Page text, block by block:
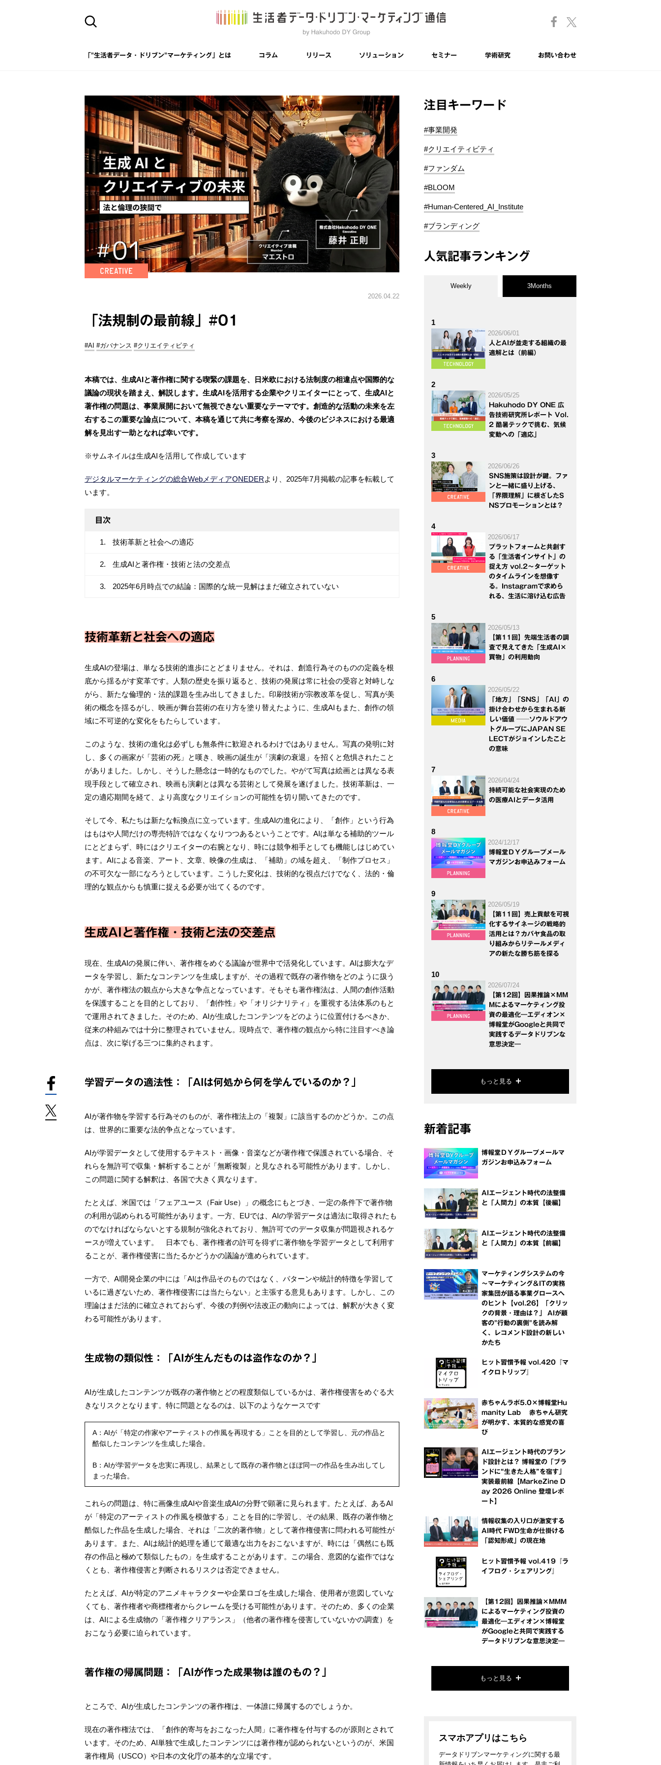
「"生活者データ・ドリブン"マーケティング」とは コラム リリース ソリューション セミナー 学術研究 お問い合わせ
2026.04.22
「法規制の最前線」#01
#AI #ガバナンス #クリエイティビティ
本稿では、生成AIと著作権に関する喫緊の課題を、日米欧における法制度の相違点や国際的な
議論の現状を踏まえ、解説します。生成AIを活用する企業やクリエイターにとって、生成AIと
著作権の問題は、事業展開において無視できない重要なテーマです。創造的な活動の未来を左
右するこの重要な論点について、本稿を通じて共に考察を深め、今後のビジネスにおける最適
解を見出す一助となれば幸いです。
※サムネイルは生成AIを活用して作成しています
デジタルマーケティングの総合WebメディアONEDERより、2025年7月掲載の記事を転載して
います。
目次
技術革新と社会への適応
生成AIと著作権・技術と法の交差点
2025年6月時点での結論：国際的な統一見解はまだ確立されていない
技術革新と社会への適応
生成AIの登場は、単なる技術的進歩にとどまりません。それは、創造行為そのものの定義を根
底から揺るがす変革です。人類の歴史を振り返ると、技術の発展は常に社会の受容と対峙しな
がら、新たな倫理的・法的課題を生み出してきました。印刷技術が宗教改革を促し、写真が美
術の概念を揺るがし、映画が舞台芸術の在り方を塗り替えたように、生成AIもまた、創作の領
域に不可逆的な変化をもたらしています。
このような、技術の進化は必ずしも無条件に歓迎されるわけではありません。写真の発明に対
し、多くの画家が「芸術の死」と嘆き、映画の誕生が「演劇の衰退」を招くと危惧されたこと
がありました。しかし、そうした懸念は一時的なものでした。やがて写真は絵画とは異なる表
現手段として確立され、映画も演劇とは異なる芸術として発展を遂げました。技術革新は、一
定の適応期間を経て、より高度なクリエイションの可能性を切り開いてきたのです。
そして今、私たちは新たな転換点に立っています。生成AIの進化により、「創作」という行為
はもはや人間だけの専売特許ではなくなりつつあるということです。AIは単なる補助的ツール
にとどまらず、時にはクリエイターの右腕となり、時には競争相手としても機能しはじめてい
ます。AIによる音楽、アート、文章、映像の生成は、「補助」の域を超え、「制作プロセス」
の不可欠な一部になろうとしています。こうした変化は、技術的な視点だけでなく、法的・倫
理的な観点からも慎重に捉える必要が出てくるのです。
生成AIと著作権・技術と法の交差点
現在、生成AIの発展に伴い、著作権をめぐる議論が世界中で活発化しています。AIは膨大なデ
ータを学習し、新たなコンテンツを生成しますが、その過程で既存の著作物をどのように扱う
かが、著作権法の観点から大きな争点となっています。そもそも著作権法は、人間の創作活動
を保護することを目的としており、「創作性」や「オリジナリティ」を重視する法体系のもと
で運用されてきました。そのため、AIが生成したコンテンツをどのように位置付けるべきか、
従来の枠組みでは十分に整理されていません。現時点で、著作権の観点から特に注目すべき論
点は、次に挙げる三つに集約されます。
学習データの適法性：「AIは何処から何を学んでいるのか？」
AIが著作物を学習する行為そのものが、著作権法上の「複製」に該当するのかどうか。この点
は、世界的に重要な法的争点となっています。
AIが学習データとして使用するテキスト・画像・音楽などが著作権で保護されている場合、そ
れらを無許可で収集・解析することが「無断複製」と見なされる可能性があります。しかし、
この問題に関する解釈は、各国で大きく異なります。
たとえば、米国では「フェアユース（Fair Use）」の概念にもとづき、一定の条件下で著作物
の利用が認められる可能性があります。一方、EUでは、AIの学習データは適法に取得されたも
のでなければならないとする規制が強化されており、無許可でのデータ収集が問題視されるケ
ースが増えています。 日本でも、著作権者の許可を得ずに著作物を学習データとして利用す
ることが、著作権侵害に当たるかどうかの議論が進められています。
一方で、AI開発企業の中には「AIは作品そのものではなく、パターンや統計的特徴を学習して
いるに過ぎないため、著作権侵害には当たらない」と主張する意見もあります。しかし、この
理論はまだ法的に確立されておらず、今後の判例や法改正の動向によっては、解釈が大きく変
わる可能性があります。
生成物の類似性：「AIが生んだものは盗作なのか？」
AIが生成したコンテンツが既存の著作物とどの程度類似しているかは、著作権侵害をめぐる大
きなリスクとなります。特に問題となるのは、以下のようなケースです
A：AIが「特定の作家やアーティストの作風を再現する」ことを目的として学習し、元の作品と
酷似したコンテンツを生成した場合。
B：AIが学習データを忠実に再現し、結果として既存の著作物とほぼ同一の作品を生み出してし
まった場合。
これらの問題は、特に画像生成AIや音楽生成AIの分野で顕著に見られます。たとえば、あるAI
が「特定のアーティストの作風を模倣する」ことを目的に学習し、その結果、既存の著作物と
酷似した作品を生成した場合、それは「二次的著作物」として著作権侵害に問われる可能性が
あります。また、AIは統計的処理を通じて最適な出力をおこないますが、時には「偶然にも既
存の作品と極めて類似したもの」を生成することがあります。この場合、意図的な盗作ではな
くとも、著作権侵害と判断されるリスクは否定できません。
たとえば、AIが特定のアニメキャラクターや企業ロゴを生成した場合、使用者が意図していな
くても、著作権者や商標権者からクレームを受ける可能性があります。そのため、多くの企業
は、AIによる生成物の「著作権クリアランス」（他者の著作権を侵害していないかの調査）を
おこなう必要に迫られています。
著作権の帰属問題：「AIが作った成果物は誰のもの？」
ところで、AIが生成したコンテンツの著作権は、一体誰に帰属するのでしょうか。
現在の著作権法では、「創作的寄与をおこなった人間」に著作権を付与するのが原則とされて
います。そのため、AI単独で生成したコンテンツには著作権が認められないというのが、米国
著作権局（USCO）や日本の文化庁の基本的な立場です。
注目キーワード
#事業開発
#クリエイティビティ
#ファンダム
#BLOOM
#Human-Centered_AI_Institute
#ブランディング
人気記事ランキング
Weekly 3Months
1
2026/06/01
人とAIが並走する組織の最
適解とは（前編）
2
2026/05/25
Hakuhodo DY ONE 広
告技術研究所レポート Vol.
2 酷暑テックで挑む、気候
変動への「適応」
3
2026/06/26
SNS施策は設計が鍵。ファ
ンと一緒に盛り上げる、
「界隈理解」に根ざしたS
NSプロモーションとは？
4
2026/06/17
プラットフォームと共創す
る「生活者インサイト」の
捉え方 vol.2～ターゲット
のタイムラインを想像す
る。Instagramで求めら
れる、生活に溶け込む広告
5
2026/05/13
【第11回】先端生活者の調
査で見えてきた「生成AI×
買物」の利用動向
6
2026/05/22
「地方」「SNS」「AI」の
掛け合わせから生まれる新
しい価値 ──ソウルドアウ
トグループにJAPAN SE
LECTがジョインしたこと
の意味
7
2026/04/24
持続可能な社会実現のため
の医療AIとデータ活用
8
2024/12/17
博報堂ＤＹグループメール
マガジンお申込みフォーム
9
2026/05/19
【第11回】売上貢献を可視
化するサイネージの戦略的
活用とは？カバヤ食品の取
り組みからリテールメディ
アの新たな勝ち筋を探る
10
2026/07/24
【第12回】因果推論×MM
Mによるマーケティング投
資の最適化―エディオン×
博報堂がGoogleと共同で
実践するデータドリブンな
意思決定―
もっと見る
新着記事
博報堂ＤＹグループメールマ
ガジンお申込みフォーム
AIエージェント時代の法整備
と「人間力」の本質【後編】
AIエージェント時代の法整備
と「人間力」の本質【前編】
マーケティングシステムの今
～マーケティング＆ITの実務
家集団が語る事業グロースへ
のヒント【vol.26】「クリッ
クの背景・理由は？」 AIが顧
客の"行動の裏側"を読み解
く、レコメンド設計の新しい
かたち
ヒット習慣予報 vol.420『マ
イクロトリップ』
赤ちゃんラボ5.0×博報堂Hu
manity Lab 赤ちゃん研究
が明かす、本質的な感覚の喜
び
AIエージェント時代のブラン
ド設計とは？ 博報堂の「ブラ
ンドに“生きた人格”を宿す」
実装最前線【MarkeZine D
ay 2026 Online 登壇レポ
ート】
情報収集の入り口が激変する
AI時代 FWD生命が仕掛ける
「認知形成」の現在地
ヒット習慣予報 vol.419『ラ
イフログ・シェアリング』
【第12回】因果推論×MMM
によるマーケティング投資の
最適化―エディオン×博報堂
がGoogleと共同で実践する
データドリブンな意思決定―
もっと見る
スマホアプリはこちら
データドリブンマーケティングに関する最